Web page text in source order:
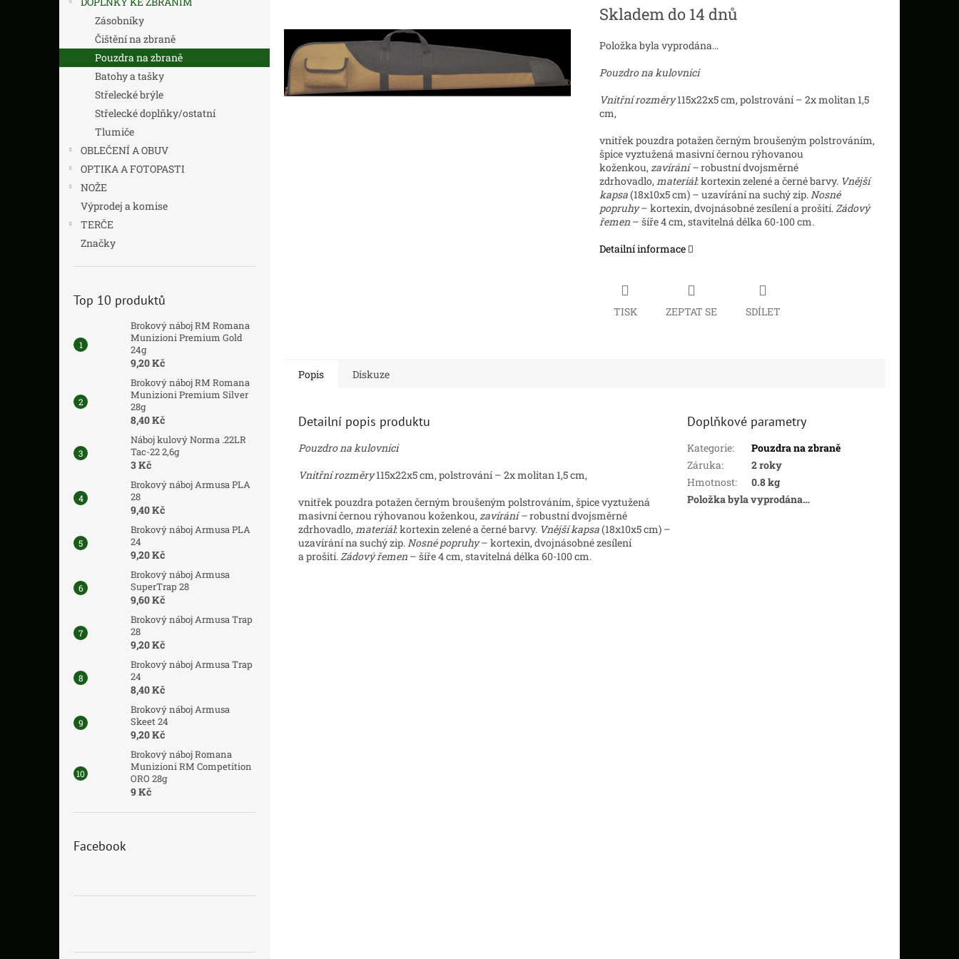
a
n
Zásobníky
Čištění na zbraně
Pouzdra na zbraně
Batohy a tašky
Střelecké brýle
Střelecké doplňky/ostatní
Tlumiče
OBLEČENÍ A OBUV
OPTIKA A FOTOPASTI
NOŽE
Výprodej a komise
TERČE
Značky
Top 10 produktů
Brokový náboj RM Romana
Munizioni Premium Gold
24g
9,20 Kč
Brokový náboj RM Romana
Munizioni Premium Silver
28g
8,40 Kč
Náboj kulový Norma .22LR
Tac-22 2,6g
3 Kč
Brokový náboj Armusa PLA
28
9,40 Kč
Brokový náboj Armusa PLA
24
9,20 Kč
Brokový náboj Armusa
SuperTrap 28
9,60 Kč
Brokový náboj Armusa Trap
28
9,20 Kč
Brokový náboj Armusa Trap
24
8,40 Kč
Brokový náboj Armusa
Skeet 24
9,20 Kč
Brokový náboj Romana
Munizioni RM Competition
ORO 28g
9 Kč
Facebook
hvězdiček.
cena:
Skladem do 14 dnů
Položka byla vyprodána…
Pouzdro na kulovnici
Vnitřní rozměry115x22x5 cm, polstrování – 2x molitan 1,5
cm,
vnitřek pouzdra potažen černým broušeným polstrováním,
špice vyztužená masivní černou rýhovanou
koženkou,zavírání –robustní dvojsměrné
zdrhovadlo,materiál: kortexin zelené a černé barvy. Vnější
kapsa(18x10x5 cm) – uzavírání na suchý zip.Nosné
popruhy– kortexin, dvojnásobné zesílení a prošití.Zádový
řemen– šíře 4 cm, stavitelná délka 60-100 cm.
Detailní informace
TISK ZEPTAT SE SDÍLET
Popis Diskuze
Detailní popis produktu
Pouzdro na kulovnici
Vnitřní rozměry115x22x5 cm, polstrování – 2x molitan 1,5 cm,
vnitřek pouzdra potažen černým broušeným polstrováním, špice vyztužená
masivní černou rýhovanou koženkou,zavírání –robustní dvojsměrné
zdrhovadlo,materiál: kortexin zelené a černé barvy. Vnější kapsa(18x10x5 cm) –
uzavírání na suchý zip.Nosné popruhy– kortexin, dvojnásobné zesílení
a prošití.Zádový řemen – šíře 4 cm, stavitelná délka 60-100 cm.
Doplňkové parametry
Kategorie:
Pouzdra na zbraně
Záruka:
2 roky
Hmotnost:
0.8 kg
Položka byla vyprodána…